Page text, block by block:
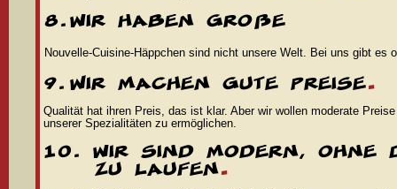
Nouvelle-Cuisine-Häppchen sind nicht unsere Welt. Bei uns gibt es
Qualität hat ihren Preis, das ist klar. Aber wir wollen moderate
unserer Spezialitäten zu ermöglichen.